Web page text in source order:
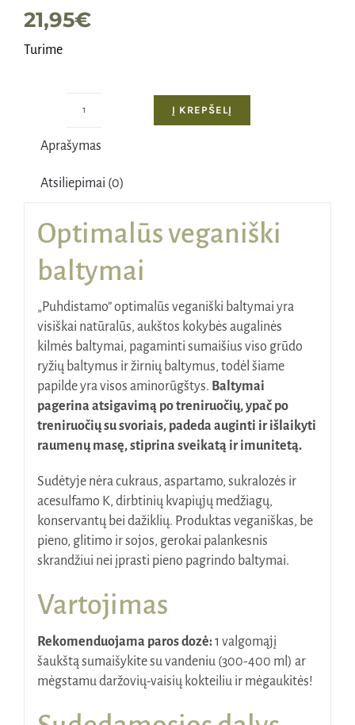
21,95€
Turime
veganiški
natūralus
skonis,
g
Į KREPŠELĮ
Aprašymas
Atsiliepimai (0)
Optimalūs veganiški
baltymai
„Puhdistamo” optimalūs veganiški baltymai yra
visiškai natūralūs, aukštos kokybės augalinės
kilmės baltymai, pagaminti sumaišius viso grūdo
ryžių baltymus ir žirnių baltymus, todėl šiame
papilde yra visos aminorūgštys. Baltymai
pagerina atsigavimą po treniruočių, ypač po
treniruočių su svoriais, padeda auginti ir išlaikyti
raumenų masę, stiprina sveikatą ir imunitetą.
Sudėtyje nėra cukraus, aspartamo, sukralozės ir
acesulfamo K, dirbtinių kvapiųjų medžiagų,
konservantų bei dažiklių. Produktas veganiškas, be
pieno, glitimo ir sojos, gerokai palankesnis
skrandžiui nei įprasti pieno pagrindo baltymai.
Vartojimas
Rekomenduojama paros dozė:1 valgomąjį
šaukštą sumaišykite su vandeniu (300-400 ml) ar
mėgstamu daržovių-vaisių kokteiliu ir mėgaukitės!